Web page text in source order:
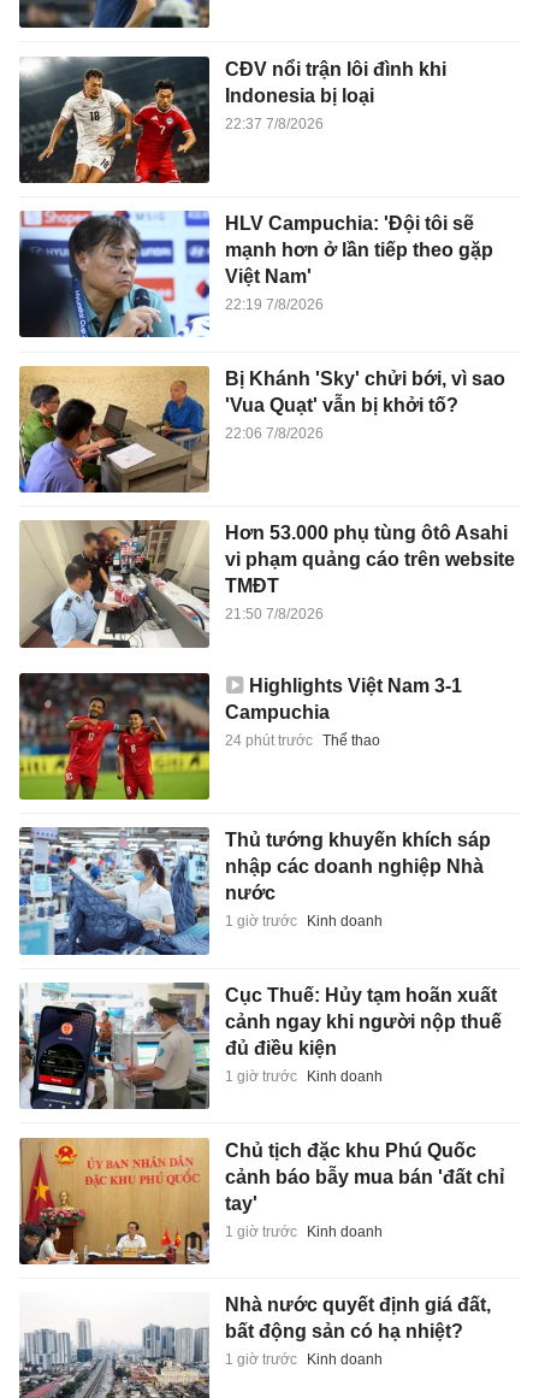
CĐV nổi trận lôi đình khi
Indonesia bị loại
22:37 7/8/2026
HLV Campuchia: 'Đội tôi sẽ
mạnh hơn ở lần tiếp theo gặp
Việt Nam'
22:19 7/8/2026
Bị Khánh 'Sky' chửi bới, vì sao
'Vua Quạt' vẫn bị khởi tố?
22:06 7/8/2026
Hơn 53.000 phụ tùng ôtô Asahi
vi phạm quảng cáo trên website
TMĐT
21:50 7/8/2026
Highlights Việt Nam 3-1
Campuchia
24 phút trước Thể thao
Thủ tướng khuyến khích sáp
nhập các doanh nghiệp Nhà
nước
1 giờ trước Kinh doanh
Cục Thuế: Hủy tạm hoãn xuất
cảnh ngay khi người nộp thuế
đủ điều kiện
1 giờ trước Kinh doanh
Chủ tịch đặc khu Phú Quốc
cảnh báo bẫy mua bán 'đất chỉ
tay'
1 giờ trước Kinh doanh
Nhà nước quyết định giá đất,
bất động sản có hạ nhiệt?
1 giờ trước Kinh doanh